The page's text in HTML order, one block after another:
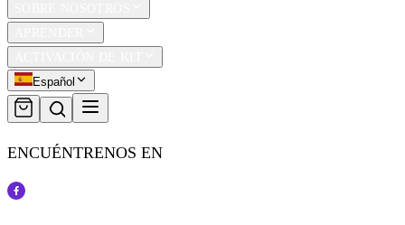
Español
ENCUÉNTRENOS EN